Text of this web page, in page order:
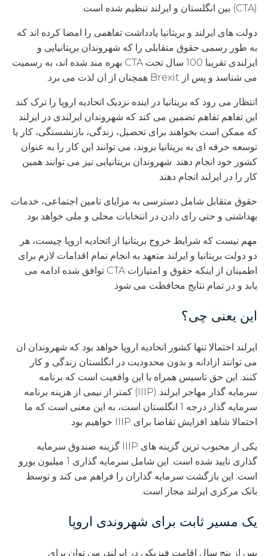
(CTA) بین انگلستان و ایرلند تنظیم شده است.
دولت های ایرلند و بریتانیا یادداشت تفاهمی را امضا کرده اند که
به طور رسمی حقوق متقابلی را که شهروندان بریتانیایی و
ایرلندی تقریبا 100 سال تحت CTA بهره مند شده اند، به رسمیت
می شناسد و پس از Brexit همچنان از ان لذت می برد.
انتظار می رود که بریتانیا در اینده نزدیک اتحادیه اروپا را ترک کند.
این تفاهم تفاهم تضمین می کند که شهروندان ایرلندی در ایرلند
که ممکن است بخواهند برای تحصیل، زندگی، بازنشستگی، کار یا
توسعه حرفه ای به بریتانیا بروند، می توانند این کار را به عنوان
کشور خود انجام دهند. شهروندان بریتانیایی نیز می توانند همین
کار را در ایرلند انجام دهند.
حقوق متقابل شامل دسترسی به مزایای تامین اجتماعی، خدمات
بهداشتی و حتی رای دادن در انتخابات محلی و ملی خواهد بود.
مهم نیست که شرایط خروج بریتانیا از اتحادیه اروپا چیست، هر
دو دولت بریتانیا و ایرلند متعهد به انجام تمام اقدامات لازم برای
اطمینان از اینکه حقوق و امتیازات CTA توافق شده ادامه می
یابد و در تمام نتایج محافظت می شود.
این یعنی چی؟
ایرلند احتمالا تنها کشور اتحادیه اروپا خواهد بود که شهروندان ان
می توانند ازادانه و بدون محدودیت در انگلستان زندگی و کار
کنند. این حق تاسیس همراه با این واقعیت است که برنامه
سرمایه گذار مهاجر ایرلند (IIIP) کمتر از نیمی از هزینه برنامه
سرمایه گذار درجه 1 انگلستان است، به این معنی است که ما
احتمالا شاهد افزایش تقاضا برای IIIP خواهیم بود.
یکی از محبوب ترین گزینه های IIIP گزینه صندوق سرمایه
گذاری تایید شده است. این شامل سرمایه گذاری 1 میلیون یورو
است. این بازگشت سرمایه گذاران را فراهم می کند و توسط
بانک مرکزی ایرلند مجاز است.
یک مسیر ثابت برای شهروندی اروپا
پس از پنج سال اقامت فیزیکی در ایرلند، می توان برای